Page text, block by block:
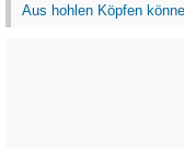
Aus hohlen Köpfen